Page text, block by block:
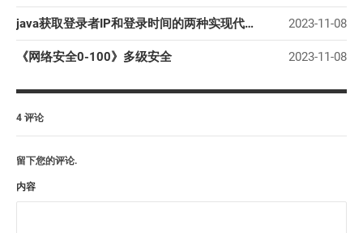
java获取登录者IP和登录时间的两种实现代码详解 2023-11-08
《网络安全0-100》多级安全 2023-11-08
4 评论
留下您的评论.
内容